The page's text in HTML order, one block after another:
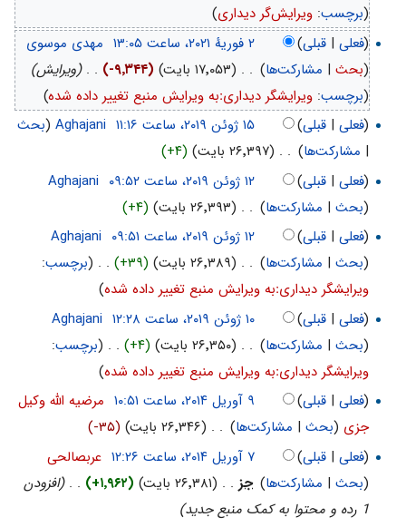
(برچسب: ویرایش‌گر دیداری)
(فعلی| قبلی)
‏ مهدی موسوی
(بحث| مشارکت‌ها)
. . (۱۷٬۰۵۳ بایت) (-۹٬۳۴۴) . . (ویرایش)
(برچسب: ویرایشگر دیداریːبه ویرایش منبع تغییر داده شده
)
(فعلی| قبلی)
‏
Aghajani
(بحث
| مشارکت‌ها)
. . (۲۶٬۳۹۷ بایت)
(+۴)
(فعلی| قبلی)
Aghajani
(بحث| مشارکت‌ها)
. . (۲۶٬۳۹۳ بایت)
(+۴)
(فعلی| قبلی)
Aghajani
(بحث| مشارکت‌ها)
. . (۲۶٬۳۸۹ بایت) (+۳۹)‏
. .
(برچسب:
ویرایشگر دیداریːبه ویرایش منبع تغییر داده شده
)
(فعلی| قبلی)
‏
Aghajani
(بحث| مشارکت‌ها)
. . (۲۶٬۳۵۰ بایت) (+۴)‏
. .
(برچسب:
ویرایشگر دیداریːبه ویرایش منبع تغییر داده شده
)
(فعلی| قبلی)
‏ مرضیه الله وکیل
جزی (بحث| مشارکت‌ها)
. . (۲۶٬۳۴۶ بایت)
(-۳۵)
(فعلی| قبلی)
‏ عربصالحی
(بحث| مشارکت‌ها)
‏جز . . (۲۶٬۳۸۱ بایت) (+۱٬۹۶۲) . . (افزودن
1 رده و محتوا به کمک منبع جدید)